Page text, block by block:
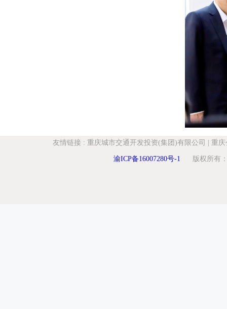
友情链接 : 重庆城市交通开发投资(集团)有限公司 重庆
渝ICP备16007280号-1 版权所有：